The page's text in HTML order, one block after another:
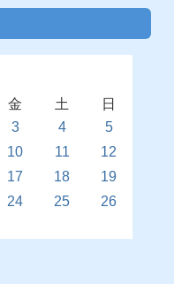
金 土
日
3 4
5
10 11
12
17 18
19
24 25
26